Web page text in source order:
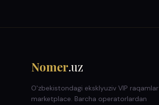
Nomer.uz
O'zbekistondagi eksklyuziv VIP raqamlar
marketplace. Barcha operatorlardan